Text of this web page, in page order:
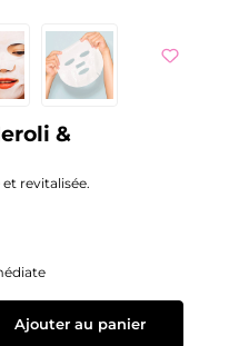
&
revitalisée.
ou utilisez les boutons
Ajouter au panier